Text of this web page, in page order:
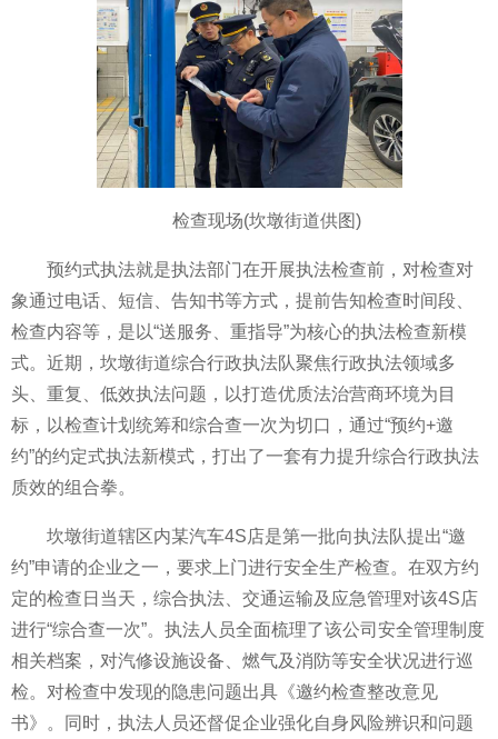
检查现场(坎墩街道供图)
预约式执法就是执法部门在开展执法检查前，对检查对
象通过电话、短信、告知书等方式，提前告知检查时间段、
检查内容等，是以“送服务、重指导”为核心的执法检查新模
式。近期，坎墩街道综合行政执法队聚焦行政执法领域多
头、重复、低效执法问题，以打造优质法治营商环境为目
标，以检查计划统筹和综合查一次为切口，通过“预约+邀
约”的约定式执法新模式，打出了一套有力提升综合行政执法
质效的组合拳。
坎墩街道辖区内某汽车4S店是第一批向执法队提出“邀
约”申请的企业之一，要求上门进行安全生产检查。在双方约
定的检查日当天，综合执法、交通运输及应急管理对该4S店
进行“综合查一次”。执法人员全面梳理了该公司安全管理制度
相关档案，对汽修设施设备、燃气及消防等安全状况进行巡
检。对检查中发现的隐患问题出具《邀约检查整改意见
书》。同时，执法人员还督促企业强化自身风险辨识和问题